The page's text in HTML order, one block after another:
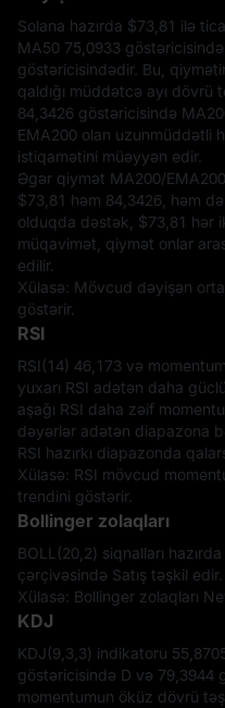
Solana hazırda $73,81 ilə
MA50 75,0933
göstəricisindədir. Bu,
qaldığı müddətcə ayı dövrü
84,3426 göstəricisində
EMA200 olan uzunmüddətli
istiqamətini müəyyən edir.
Əgər qiymət MA200/
$73,81 həm 84,3426, həm
olduqda dəstək, $73,81 hər
müqavimət, qiymət onlar
edilir.
Xülasə: Mövcud dəyişən
göstərir.
RSI
RSI(14) 46,173 və
yuxarı RSI adətən daha
aşağı RSI daha zəif
dəyərlər adətən diapazona
RSI hazırkı diapazonda
Xülasə: RSI mövcud
trendini göstərir.
Bollinger zolaqları
BOLL(20,2) siqnalları
çərçivəsində Satış təşkil edir.
Xülasə: Bollinger zolaqları
KDJ
KDJ(9,3,3) indikatoru
göstəricisində D və 79,3944
momentumun öküz dövrü